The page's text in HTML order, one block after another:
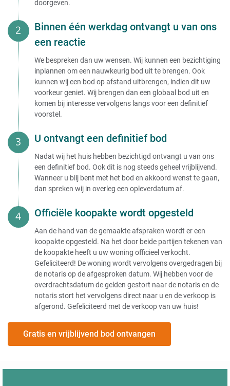
doorgeven.
Binnen één werkdag ontvangt u van ons
een reactie
We bespreken dan uw wensen. Wij kunnen een bezichtiging
inplannen om een nauwkeurig bod uit te brengen. Ook
kunnen wij een bod op afstand uitbrengen, indien dit uw
voorkeur geniet. Wij brengen dan een globaal bod uit en
komen bij interesse vervolgens langs voor een definitief
voorstel.
U ontvangt een definitief bod
Nadat wij het huis hebben bezichtigd ontvangt u van ons
een definitief bod. Ook dit is nog steeds geheel vrijblijvend.
Wanneer u blij bent met het bod en akkoord wenst te gaan,
dan spreken wij in overleg een opleverdatum af.
Officiële koopakte wordt opgesteld
Aan de hand van de gemaakte afspraken wordt er een
koopakte opgesteld. Na het door beide partijen tekenen van
de koopakte heeft u uw woning officieel verkocht.
Gefeliciteerd! De woning wordt vervolgens overgedragen bij
de notaris op de afgesproken datum. Wij hebben voor de
overdrachtsdatum de gelden gestort naar de notaris en de
notaris stort het vervolgens direct naar u en de verkoop is
afgerond. Gefeliciteerd met de verkoop van uw huis!
Gratis en vrijblijvend bod ontvangen